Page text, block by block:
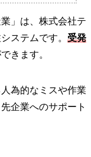
」は、株式会社テ
ステムです。 受発
きます。
為的なミスや作業
企業へのサポート